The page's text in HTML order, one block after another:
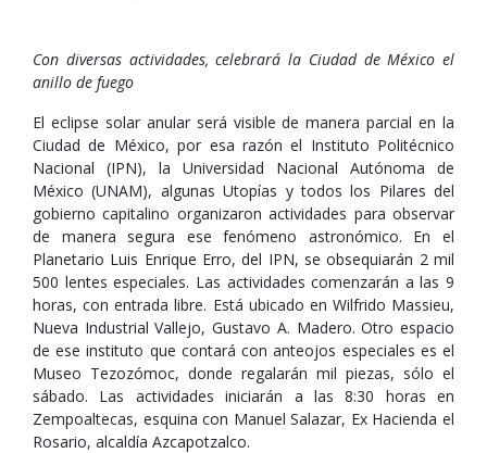
Con diversas actividades, celebrará la Ciudad de México el
anillo de fuego
El eclipse solar anular será visible de manera parcial en la
Ciudad de México, por esa razón el Instituto Politécnico
Nacional (IPN), la Universidad Nacional Autónoma de
México (UNAM), algunas Utopías y todos los Pilares del
gobierno capitalino organizaron actividades para observar
de manera segura ese fenómeno astronómico. En el
Planetario Luis Enrique Erro, del IPN, se obsequiarán 2 mil
500 lentes especiales. Las actividades comenzarán a las 9
horas, con entrada libre. Está ubicado en Wilfrido Massieu,
Nueva Industrial Vallejo, Gustavo A. Madero. Otro espacio
de ese instituto que contará con anteojos especiales es el
Museo Tezozómoc, donde regalarán mil piezas, sólo el
sábado. Las actividades iniciarán a las 8:30 horas en
Zempoaltecas, esquina con Manuel Salazar, Ex Hacienda el
Rosario, alcaldía Azcapotzalco.